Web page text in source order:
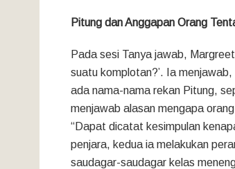
Pitung dan Anggapan Orang
Pada sesi Tanya jawab,
suatu komplotan?’. Ia
ada nama-nama rekan Pitung,
menjawab alasan mengapa
“Dapat dicatat kesimpulan
penjara, kedua ia melakukan
saudagar-saudagar kelas